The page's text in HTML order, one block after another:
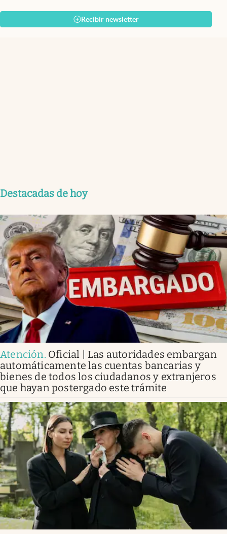
Recibir newsletter
Destacadas de hoy
Atención. Oficial | Las autoridades embargan
automáticamente las cuentas bancarias y
bienes de todos los ciudadanos y extranjeros
que hayan postergado este trámite